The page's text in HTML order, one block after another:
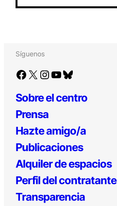
Síguenos
Facebook X Instagram YouTube Bluesky
Sobre el centro
Prensa
Hazte amigo/a
Publicaciones
Alquiler de espacios
Perfil del contratante
Transparencia